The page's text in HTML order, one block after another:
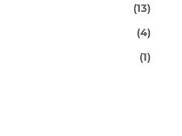
(13)
(4)
(1)